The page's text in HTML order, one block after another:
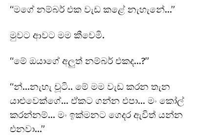
“මගේ නම්බර් එක වැඩ කළේ නැහැනේ…”
මුවට ආවට මම කීවෙමි.
“මේ ඔයාගේ අලුත් නම්බර් එකද…?”
“න්…නැහැ චූටි.. මේ මම වැඩ කරන තැන
යාළුවෙක්ගේ… ඒකට ගන්න එපා… මං කෝල්
කරන්නම්… මං ඉක්මනට ගෙදර ඇවිත් යන්න
එනවා…”